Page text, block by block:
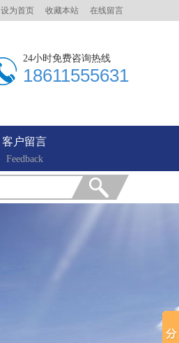
设为首页 收藏本站 在线留言
24小时免费咨询热线
18611555631
客户留言
Feedback